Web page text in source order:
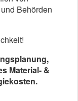
Behörden
Material- &